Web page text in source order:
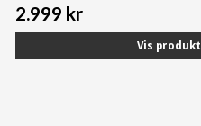
2.999 kr
Vis produkt